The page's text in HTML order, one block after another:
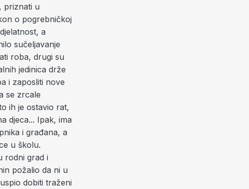
priznati u
o pogrebničkoj
a
sučeljavanje
roba, drugi su
jedinica drže
i zaposliti nove
se zrcale
ih je ostavio rat,
djeca... Ipak, ima
i građana, a
u školu.
rodni grad i
požalio da ni u
dobiti traženi